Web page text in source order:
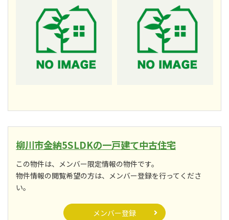
柳川市金納5SLDKの一戸建て中古住宅
この物件は、メンバー限定情報の物件です。
物件情報の閲覧希望の方は、メンバー登録を行ってくださ
い。
メンバー登録